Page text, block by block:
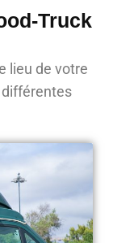
Truck
lieu de votre